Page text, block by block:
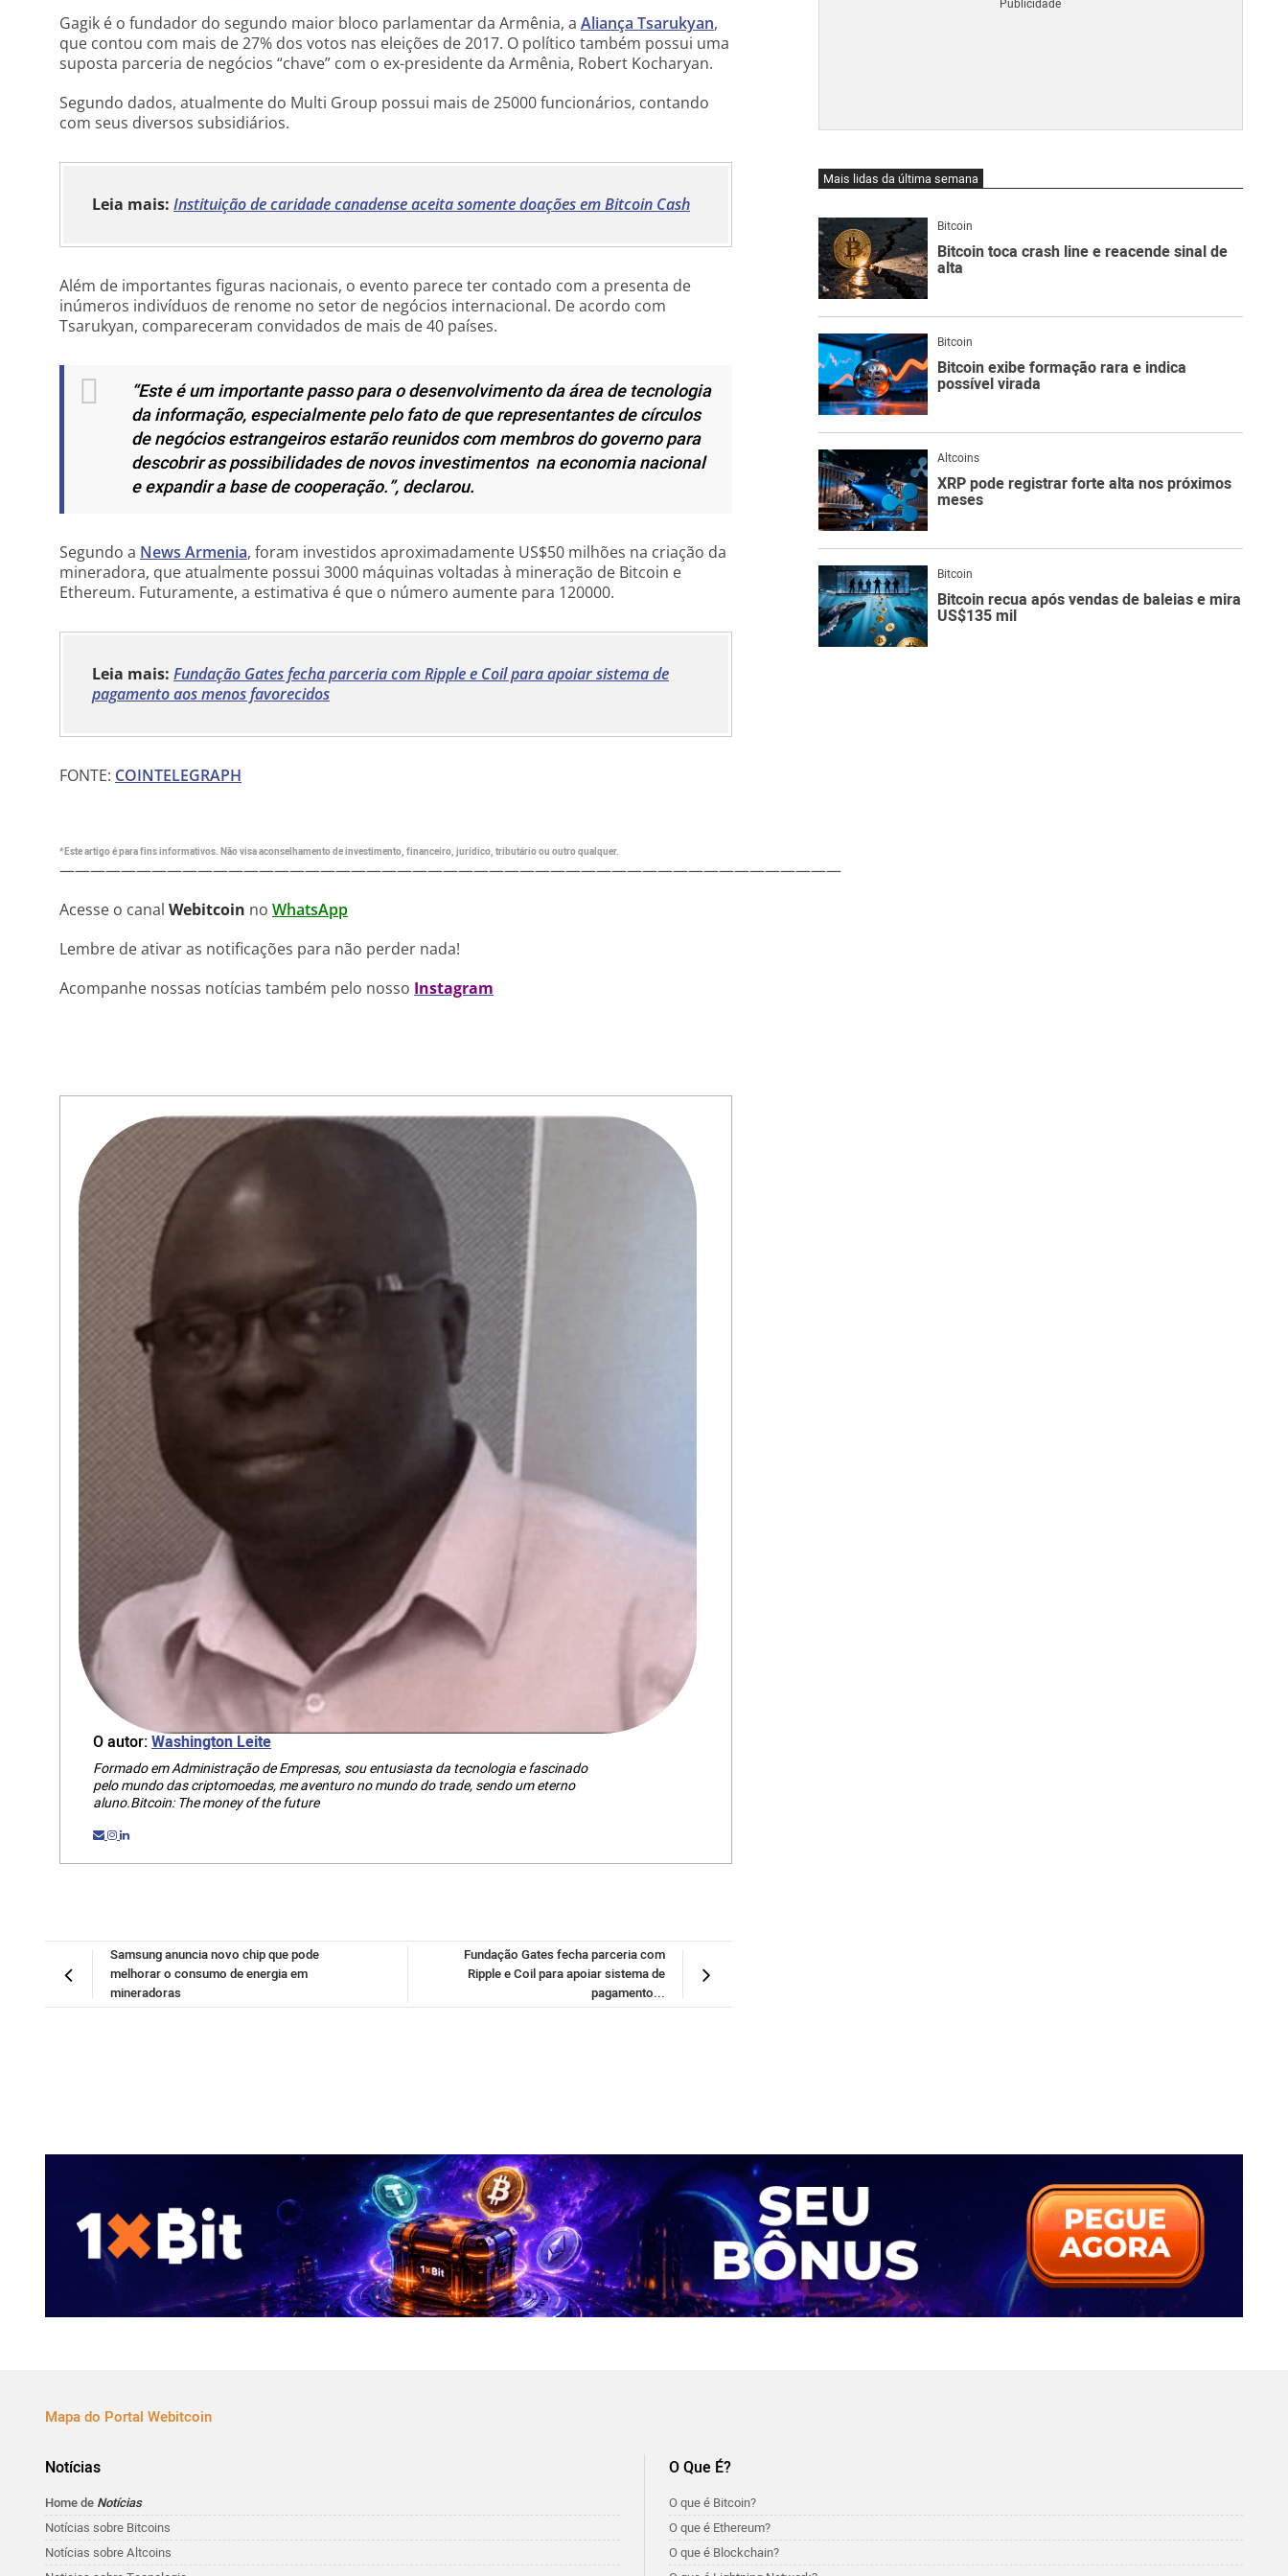
Gagik é o fundador do segundo maior bloco parlamentar da Armênia, a Aliança Tsarukyan,
que contou com mais de 27% dos votos nas eleições de 2017. O político também possui uma
suposta parceria de negócios “chave” com o ex-presidente da Armênia, Robert Kocharyan.
Segundo dados, atualmente do Multi Group possui mais de 25000 funcionários, contando
com seus diversos subsidiários.
Leia mais: Instituição de caridade canadense aceita somente doações em Bitcoin Cash
Além de importantes figuras nacionais, o evento parece ter contado com a presenta de
inúmeros indivíduos de renome no setor de negócios internacional. De acordo com
Tsarukyan, compareceram convidados de mais de 40 países.
“Este é um importante passo para o desenvolvimento da área de tecnologia
da informação, especialmente pelo fato de que representantes de círculos
de negócios estrangeiros estarão reunidos com membros do governo para
descobrir as possibilidades de novos investimentos na economia nacional
e expandir a base de cooperação.”, declarou.
Segundo a News Armenia, foram investidos aproximadamente US$50 milhões na criação da
mineradora, que atualmente possui 3000 máquinas voltadas à mineração de Bitcoin e
Ethereum. Futuramente, a estimativa é que o número aumente para 120000.
Leia mais: Fundação Gates fecha parceria com Ripple e Coil para apoiar sistema de
pagamento aos menos favorecidos
FONTE: COINTELEGRAPH
*Este artigo é para fins informativos. Não visa aconselhamento de investimento, financeiro, jurídico, tributário ou outro qualquer.
———————————————————————————————————————————————————
Acesse o canal Webitcoin no WhatsApp
Lembre de ativar as notificações para não perder nada!
Acompanhe nossas notícias também pelo nosso Instagram
O autor:Washington Leite
Formado em Administração de Empresas, sou entusiasta da tecnologia e fascinado
pelo mundo das criptomoedas, me aventuro no mundo do trade, sendo um eterno
aluno.Bitcoin: The money of the future
Fundação Gates fecha parceria com
Ripple e Coil para apoiar sistema de
pagamento...
Samsung anuncia novo chip que pode
melhorar o consumo de energia em
mineradoras
Mais lidas da última semana
Bitcoin
Bitcoin toca crash line e reacende sinal de
alta
Bitcoin
Bitcoin exibe formação rara e indica
possível virada
Altcoins
XRP pode registrar forte alta nos próximos
meses
Bitcoin
Bitcoin recua após vendas de baleias e mira
US$135 mil
Mapa do Portal Webitcoin
Notícias
Home de Notícias
Notícias sobre Bitcoins
Notícias sobre Altcoins
O Que É?
O que é Bitcoin?
O que é Ethereum?
O que é Blockchain?